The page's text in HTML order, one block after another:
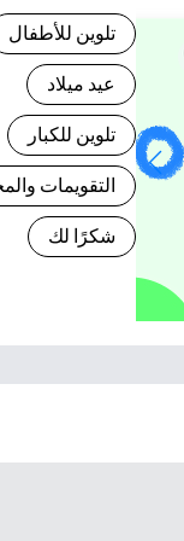
تلوين للأطفال
عيد ميلاد
تلوين للكبار
التقويمات
شكرًا لك